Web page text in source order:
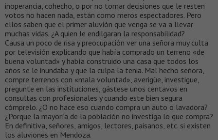
inoperancia, cohecho, o por no tomar decisiones que le resten
votos no hacen nada, están como meros espectadores. Pero
ellos saben que el primer aluvión que venga se va a llevar
muchas vidas. ¿A quien le endilgaran la responsabilidad?
Causa un poco de risa y preocupación ver una señora muy culta
por televisión explicando que había comprado un terreno «de
buena voluntad» y había construido una casa que todos los
años se le inundaba y que la culpa la tenia. Mal hecho señora,
compre terrenos con «mala voluntad», averigüe, investigue,
pregunte en las instituciones, gástese unos centavos en
consultas con profesionales y cuando este bien segura
cómprelo. ¿O no hace eso cuando compra un auto o lavadora?
¿Porque la mayoría de la población no investiga lo que compra?
En definitiva, señores, amigos, lectores, paisanos, etc. si existen
los aluviones en Mendoza.